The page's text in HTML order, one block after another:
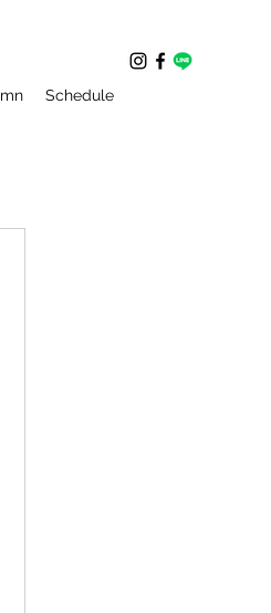
Schedule